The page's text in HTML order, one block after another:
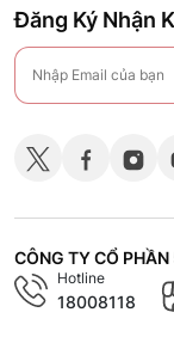
Đăng Ký Nhận
CÔNG TY CỔ PHẦN
Hotline
18008118